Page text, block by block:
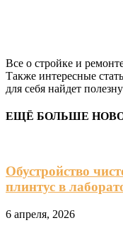
Все о стройке и
Также интересные
для себя найдет
ЕЩЁ БОЛЬШЕ
Обустройство
плинтус в
6 апреля, 2026